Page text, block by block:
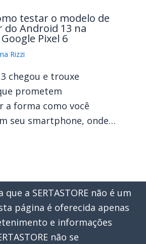
testar o modelo de
do Android 13 na
Pixel 6
Rizzi
chegou e trouxe
prometem
a forma como você
seu smartphone, onde…
que a SERTASTORE não é um
página é oferecida apenas
e informações
não se